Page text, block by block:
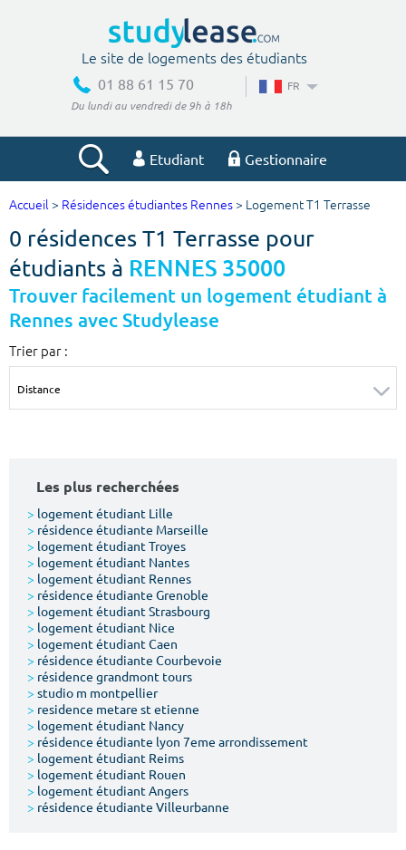
Le site de logements des étudiants
01 88 61 15 70
Du lundi au vendredi de 9h à 18h
FR
Etudiant Gestionnaire
Votre recherche
Ville, école
Type de location
Votre date d'entrée
Accueil > Résidences étudiantes Rennes > Logement T1 Terrasse
0 résidences T1 Terrasse pour
étudiants à RENNES 35000
Trouver facilement un logement étudiant à
Rennes avec Studylease
Trier par :
Les plus recherchées
> logement étudiant Lille
> résidence étudiante Marseille
> logement étudiant Troyes
> logement étudiant Nantes
> logement étudiant Rennes
> résidence étudiante Grenoble
> logement étudiant Strasbourg
> logement étudiant Nice
> logement étudiant Caen
> résidence étudiante Courbevoie
> résidence grandmont tours
> studio m montpellier
> residence metare st etienne
> logement étudiant Nancy
> résidence étudiante lyon 7eme arrondissement
> logement étudiant Reims
> logement étudiant Rouen
> logement étudiant Angers
> résidence étudiante Villeurbanne